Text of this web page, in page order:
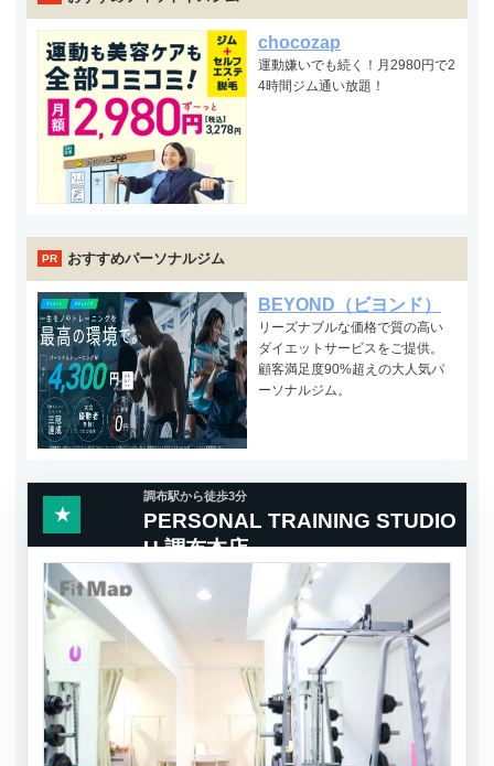
chocozap
運動嫌いでも続く！月2980円で2
4時間ジム通い放題！
PR おすすめパーソナルジム
BEYOND（ビヨンド）
リーズナブルな価格で質の高い
ダイエットサービスをご提供。
顧客満足度90%超えの大人気パ
ーソナルジム。
★
調布駅から徒歩3分
PERSONAL TRAINING STUDIO
U 調布本店